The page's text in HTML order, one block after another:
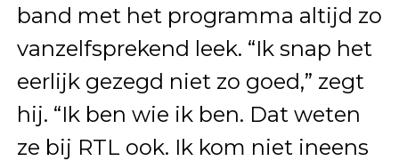
band met het programma altijd zo
vanzelfsprekend leek. “Ik snap het
eerlijk gezegd niet zo goed,” zegt
hij. “Ik ben wie ik ben. Dat weten
ze bij RTL ook. Ik kom niet ineens